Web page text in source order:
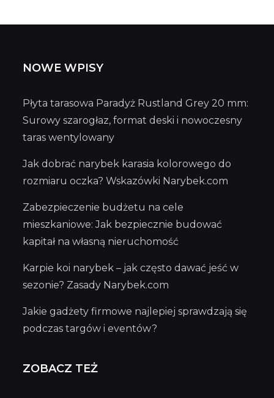
NOWE WPISY
Płyta tarasowa Paradyż Rustland Grey 20 mm:
Surowy szarogłaz, format deski i nowoczesny
taras wentylowany
Jak dobrać narybek karasia kolorowego do
rozmiaru oczka? Wskazówki Narybek.com
Zabezpieczenie budżetu na cele
mieszkaniowe: Jak bezpiecznie budować
kapitał na własną nieruchomość
Karpie koi narybek – jak często dawać jeść w
sezonie? Zasady Narybek.com
Jakie gadżety firmowe najlepiej sprawdzają się
podczas targów i eventów?
ZOBACZ TEŻ